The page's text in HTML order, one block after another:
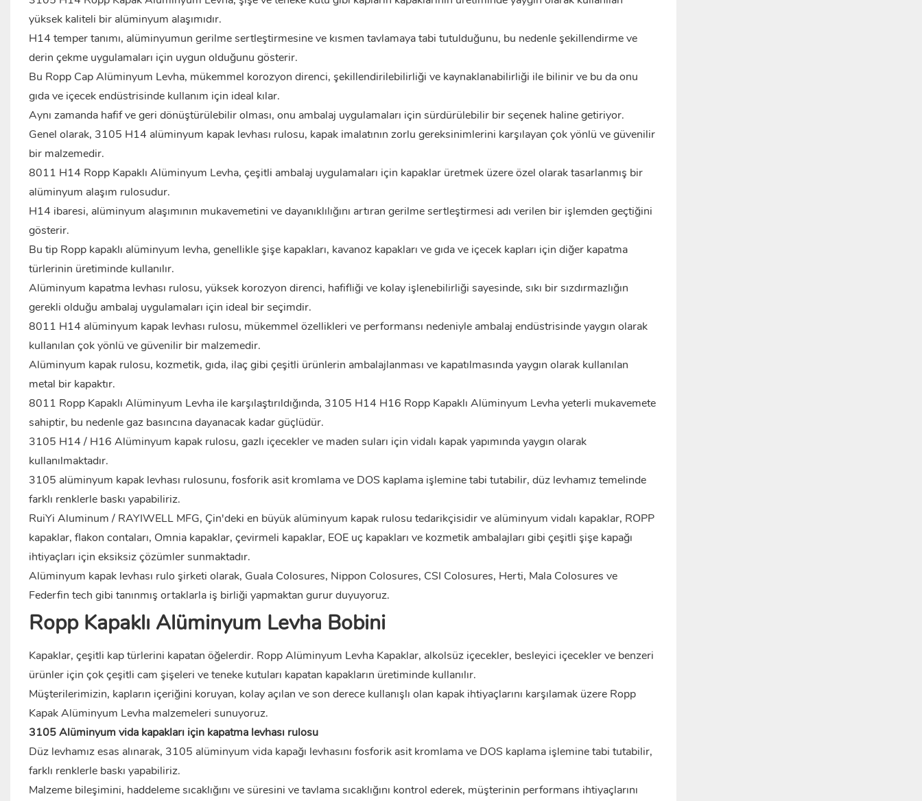
yüksek kaliteli bir alüminyum alaşımıdır.
H14 temper tanımı, alüminyumun gerilme sertleştirmesine ve kısmen tavlamaya tabi tutulduğunu, bu nedenle şekillendirme ve
derin çekme uygulamaları için uygun olduğunu gösterir.
Bu Ropp Cap Alüminyum Levha, mükemmel korozyon direnci, şekillendirilebilirliği ve kaynaklanabilirliği ile bilinir ve bu da onu
gıda ve içecek endüstrisinde kullanım için ideal kılar.
Aynı zamanda hafif ve geri dönüştürülebilir olması, onu ambalaj uygulamaları için sürdürülebilir bir seçenek haline getiriyor.
Genel olarak, 3105 H14 alüminyum kapak levhası rulosu, kapak imalatının zorlu gereksinimlerini karşılayan çok yönlü ve güvenilir
bir malzemedir.
8011 H14 Ropp Kapaklı Alüminyum Levha, çeşitli ambalaj uygulamaları için kapaklar üretmek üzere özel olarak tasarlanmış bir
alüminyum alaşım rulosudur.
H14 ibaresi, alüminyum alaşımının mukavemetini ve dayanıklılığını artıran gerilme sertleştirmesi adı verilen bir işlemden geçtiğini
gösterir.
Bu tip Ropp kapaklı alüminyum levha, genellikle şişe kapakları, kavanoz kapakları ve gıda ve içecek kapları için diğer kapatma
türlerinin üretiminde kullanılır.
Alüminyum kapatma levhası rulosu, yüksek korozyon direnci, hafifliği ve kolay işlenebilirliği sayesinde, sıkı bir sızdırmazlığın
gerekli olduğu ambalaj uygulamaları için ideal bir seçimdir.
8011 H14 alüminyum kapak levhası rulosu, mükemmel özellikleri ve performansı nedeniyle ambalaj endüstrisinde yaygın olarak
kullanılan çok yönlü ve güvenilir bir malzemedir.
Alüminyum kapak rulosu, kozmetik, gıda, ilaç gibi çeşitli ürünlerin ambalajlanması ve kapatılmasında yaygın olarak kullanılan
metal bir kapaktır.
8011 Ropp Kapaklı Alüminyum Levha ile karşılaştırıldığında, 3105 H14 H16 Ropp Kapaklı Alüminyum Levhayeterli mukavemete
sahiptir, bu nedenle gaz basıncına dayanacak kadar güçlüdür.
3105 H14 / H16 Alüminyum kapak rulosu, gazlı içecekler ve maden suları için vidalı kapak yapımında yaygın olarak
kullanılmaktadır.
3105 alüminyum kapak levhası rulosunu, fosforik asit kromlama ve DOS kaplama işlemine tabi tutabilir, düz levhamız temelinde
farklı renklerle baskı yapabiliriz.
RuiYi Aluminum / RAYIWELL MFG, Çin'deki en büyük alüminyum kapak rulosu tedarikçisidir ve alüminyum vidalı kapaklar, ROPP
kapaklar, flakon contaları, Omnia kapaklar, çevirmeli kapaklar, EOE uç kapakları ve kozmetik ambalajları gibi çeşitli şişe kapağı
ihtiyaçları için eksiksiz çözümler sunmaktadır.
Alüminyum kapak levhası rulo şirketi olarak, Guala Colosures, Nippon Colosures, CSI Colosures, Herti, Mala Colosures ve
Federfin tech gibi tanınmış ortaklarla iş birliği yapmaktan gurur duyuyoruz.
Ropp Kapaklı Alüminyum Levha Bobini
Kapaklar, çeşitli kap türlerini kapatan öğelerdir. Ropp Alüminyum Levha Kapaklar, alkolsüz içecekler, besleyici içecekler ve benzeri
ürünler için çok çeşitli cam şişeleri ve teneke kutuları kapatan kapakların üretiminde kullanılır.
Müşterilerimizin, kapların içeriğini koruyan, kolay açılan ve son derece kullanışlı olan kapak ihtiyaçlarını karşılamak üzere Ropp
Kapak Alüminyum Levha malzemeleri sunuyoruz.
3105 Alüminyum vida kapakları için kapatma levhası rulosu
Düz levhamız esas alınarak, 3105 alüminyum vida kapağı levhasını fosforik asit kromlama ve DOS kaplama işlemine tabi tutabilir,
farklı renklerle baskı yapabiliriz.
Malzeme bileşimini, haddeleme sıcaklığını ve süresini ve tavlama sıcaklığını kontrol ederek, müşterinin performans ihtiyaçlarını